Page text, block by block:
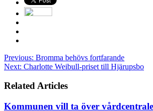
Previous: Bromma behövs fortfarande
Next: Charlotte Weibull-priset till Hjärupsbo
Related Articles
Kommunen vill ta över